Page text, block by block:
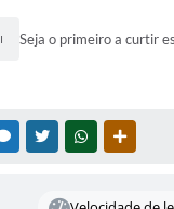
Seja o primeiro a curtir
MESSENGER
TWITTERWHATSAPP